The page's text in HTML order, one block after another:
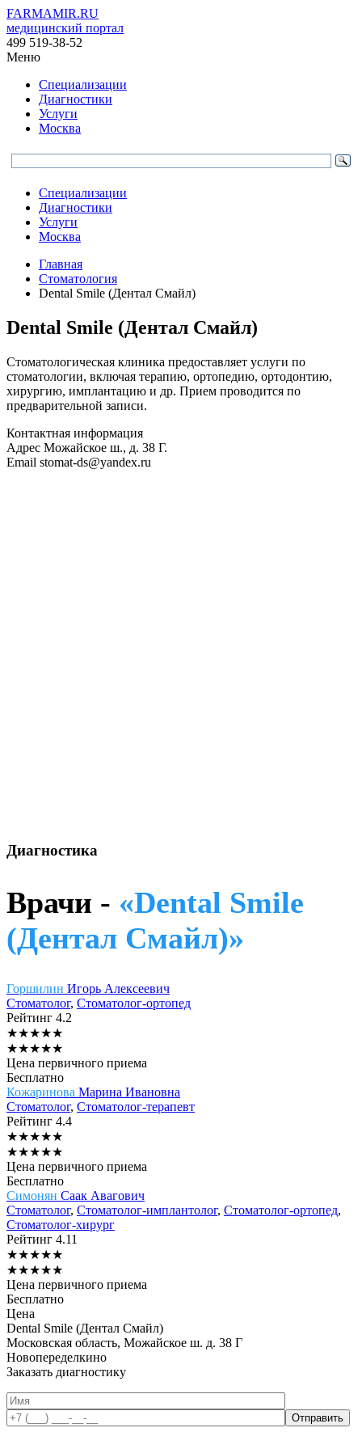
FARMAMIR.RU
медицинский портал
499 519-38-52
Меню
Специализации
Диагностики
Услуги
Москва
Специализации
Диагностики
Услуги
Москва
Главная
Стоматология
Dental Smile (Дентал Смайл)
Dental Smile (Дентал Смайл)
Стоматологическая клиника предоставляет услуги по
стоматологии, включая терапию, ортопедию, ортодонтию,
хирургию, имплантацию и др. Прием проводится по
предварительной записи.
Контактная информация
Адрес Можайское ш., д. 38 Г.
Email stomat-ds@yandex.ru
Диагностика
Врачи - «Dental Smile
(Дентал Смайл)»
Горшилин Игорь Алексеевич
Стоматолог, Стоматолог-ортопед
Рейтинг 4.2
★★★★★
★★★★★
Цена первичного приема
Бесплатно
Кожаринова Марина Ивановна
Стоматолог, Стоматолог-терапевт
Рейтинг 4.4
★★★★★
★★★★★
Цена первичного приема
Бесплатно
Симонян Саак Авагович
Стоматолог, Стоматолог-имплантолог, Стоматолог-ортопед,
Стоматолог-хирург
Рейтинг 4.11
★★★★★
★★★★★
Цена первичного приема
Бесплатно
Цена
Dental Smile (Дентал Смайл)
Московская область, Можайское ш. д. 38 Г
Новопеределкино
Заказать диагностику